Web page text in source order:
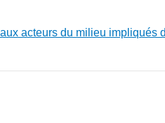
acteurs du milieu impliqués